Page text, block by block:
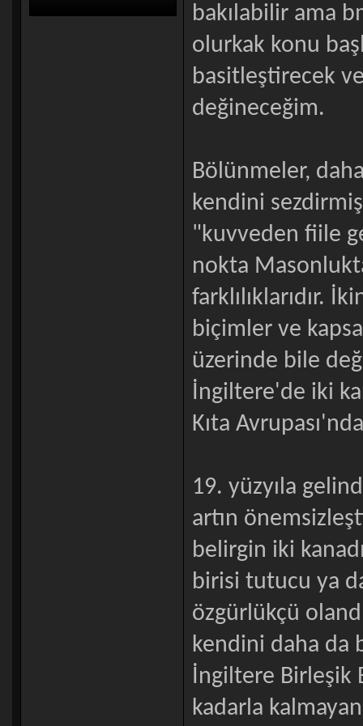
bakılabilir ama
olurkak konu
basitleştirecek
değineceğim.
Bölünmeler,
kendini
"kuvveden fiile
nokta
farklılıklarıdır.
biçimler ve
üzerinde bile
İngiltere'de iki
Kıta
19. yüzyıla
artın
belirgin iki
birisi tutucu ya
özgürlükçü
kendini daha da
İngiltere Birleşik
kadarla